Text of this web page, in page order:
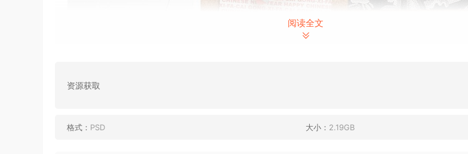
阅读全文
资源获取
格式： PSD 大小： 2.19GB